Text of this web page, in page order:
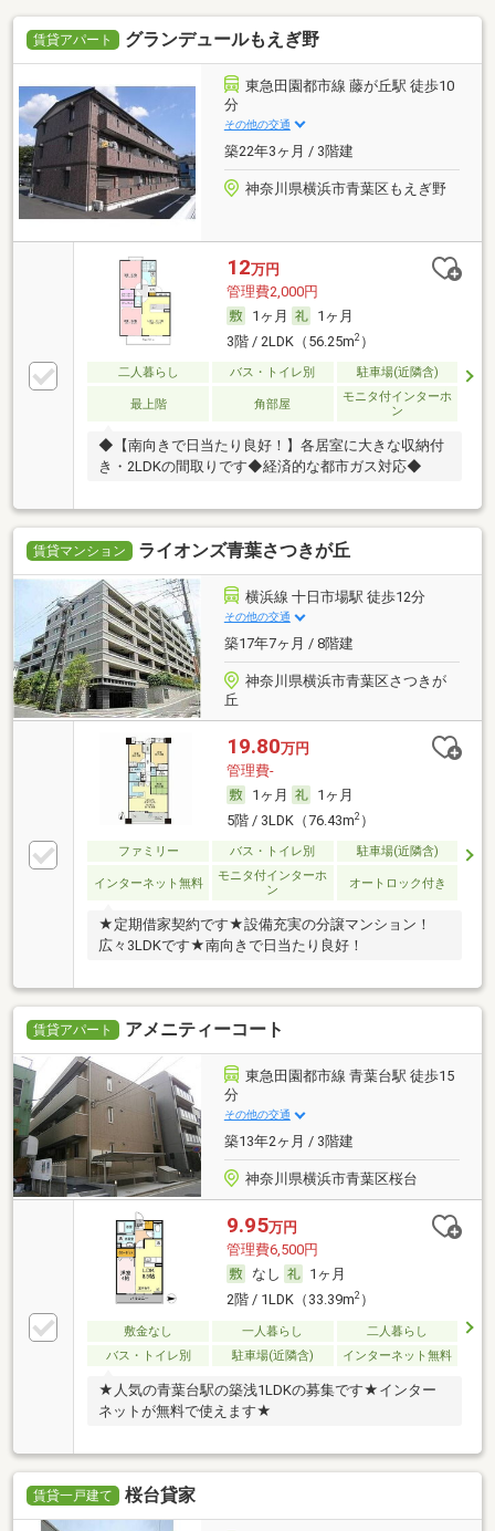
賃貸アパート グランデュールもえぎ野
東急田園都市線 藤が丘駅 徒歩10
分
その他の交通
築22年3ヶ月 / 3階建
神奈川県横浜市青葉区もえぎ野
12万円
管理費2,000円
1ヶ月
1ヶ月
3階 / 2LDK（56.25m2）
二人暮らし バス・トイレ別 駐車場(近隣含)
最上階 角部屋
モニタ付インターホ
ン
◆【南向きで日当たり良好！】各居室に大きな収納付
き・2LDKの間取りです◆経済的な都市ガス対応◆
賃貸マンション ライオンズ青葉さつきが丘
横浜線 十日市場駅 徒歩12分
その他の交通
築17年7ヶ月 / 8階建
神奈川県横浜市青葉区さつきが
丘
19.80万円
管理費-
1ヶ月
1ヶ月
5階 / 3LDK（76.43m2）
ファミリー バス・トイレ別 駐車場(近隣含)
インターネット無料
モニタ付インターホ
ン
オートロック付き
★定期借家契約です★設備充実の分譲マンション！
広々3LDKです★南向きで日当たり良好！
賃貸アパート アメニティーコート
東急田園都市線 青葉台駅 徒歩15
分
その他の交通
築13年2ヶ月 / 3階建
神奈川県横浜市青葉区桜台
9.95万円
管理費6,500円
なし
1ヶ月
2階 / 1LDK（33.39m2）
敷金なし 一人暮らし
二人暮らし
バス・トイレ別
駐車場(近隣含) インターネット無料
★人気の青葉台駅の築浅1LDKの募集です★インター
ネットが無料で使えます★
賃貸一戸建て 桜台貸家